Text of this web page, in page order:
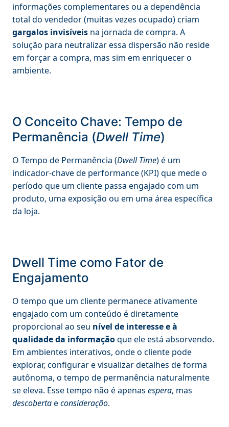
informações complementares ou a dependência
total do vendedor (muitas vezes ocupado) criam
gargalos invisíveis na jornada de compra. A
solução para neutralizar essa dispersão não reside
em forçar a compra, mas sim em enriquecer o
ambiente.
O Conceito Chave: Tempo de
Permanência (Dwell Time)
O Tempo de Permanência (Dwell Time) é um
indicador-chave de performance (KPI) que mede o
período que um cliente passa engajado com um
produto, uma exposição ou em uma área específica
da loja.
Dwell Time como Fator de
Engajamento
O tempo que um cliente permanece ativamente
engajado com um conteúdo é diretamente
proporcional ao seu nível de interesse e à
qualidade da informaçãoque ele está absorvendo.
Em ambientes interativos, onde o cliente pode
explorar, configurar e visualizar detalhes de forma
autônoma, o tempo de permanência naturalmente
se eleva. Esse tempo não é apenas espera, mas
descobertaeconsideração.